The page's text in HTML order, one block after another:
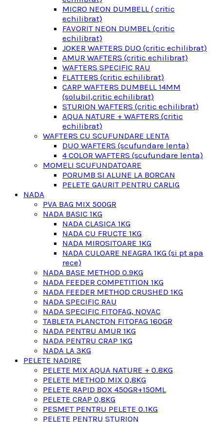
MICRO NEON DUMBELL ( critic
echilibrat)
FAVORIT NEON DUMBEL (critic
echilibrat)
JOKER WAFTERS DUO (critic echilibrat)
AMUR WAFTERS (critic echilibrat)
WAFTERS SPECIFIC RAU
FLATTERS (critic echilibrat)
CARP WAFTERS DUMBELL 14MM
(solubil,critic echilibrat)
STURION WAFTERS (critic echilibrat)
AQUA NATURE + WAFTERS (critic
echilibrat)
WAFTERS CU SCUFUNDARE LENTA
DUO WAFTERS (scufundare lenta)
4 COLOR WAFTERS (scufundare lenta)
MOMELI SCUFUNDATOARE
PORUMB SI ALUNE LA BORCAN
PELETE GAURIT PENTRU CARLIG
NADA
PVA BAG MIX 500GR
NADA BASIC 1KG
NADA CLASICA 1KG
NADA CU FRUCTE 1KG
NADA MIROSITOARE 1KG
NADA CULOARE NEAGRA 1KG (si pt apa
rece)
NADA BASE METHOD 0.9KG
NADA FEEDER COMPETITION 1KG
NADA FEEDER METHOD CRUSHED 1KG
NADA SPECIFIC RAU
NADA SPECIFIC FITOFAG, NOVAC
TABLETA PLANCTON FITOFAG 160GR
NADA PENTRU AMUR 1KG
NADA PENTRU CRAP 1KG
NADA LA 3KG
PELETE NADIRE
PELETE MIX AQUA NATURE + 0.8KG
PELETE METHOD MIX 0,8KG
PELETE RAPID BOX 450GR+150ML
PELETE CRAP 0,8KG
PESMET PENTRU PELETE 0.1KG
PELETE PENTRU STURION